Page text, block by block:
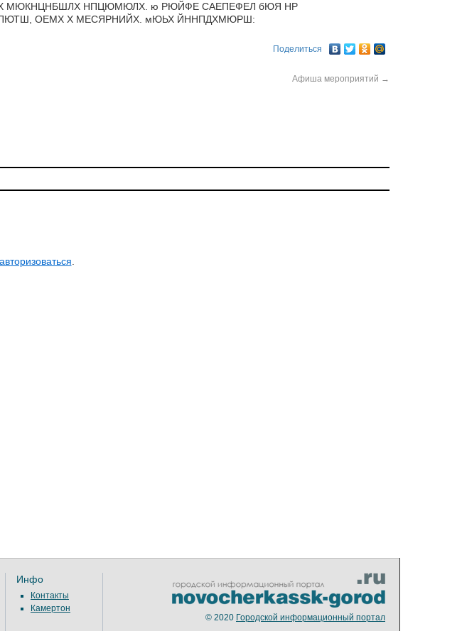
МЮКНЦНБШЛХ НПЦЮМЮЛХ. ю РЮЙФЕ САЕПЕФЕЛ бЮЯ НР
ОЕМХ Х МЕСЯРНИЙХ. мЮЬХ ЙННПДХМЮРШ:
Поделиться
Афиша мероприятий →
авторизоваться.
Инфо
Контакты
Камертон
© 2020 Городской информационный портал